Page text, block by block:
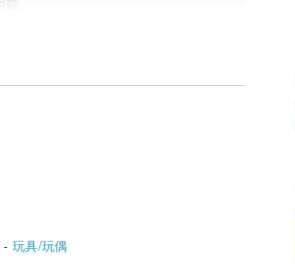
-玩具/玩偶